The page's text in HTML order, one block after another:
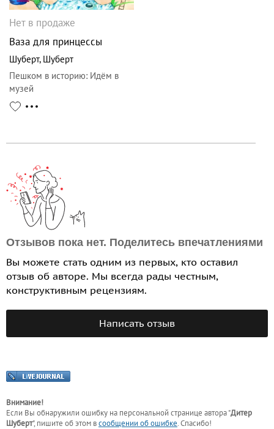
Нет в продаже
Ваза для принцессы
Шуберт, Шуберт
Пешком в историю: Идём в
музей
Отзывов пока нет. Поделитесь впечатлениями
Вы можете стать одним из первых, кто оставил
отзыв об авторе. Мы всегда рады честным,
конструктивным рецензиям.
Написать отзыв
Внимание!
Если Вы обнаружили ошибку на персональной странице автора "Дитер
Шуберт", пишите об этом всообщении об ошибке. Спасибо!